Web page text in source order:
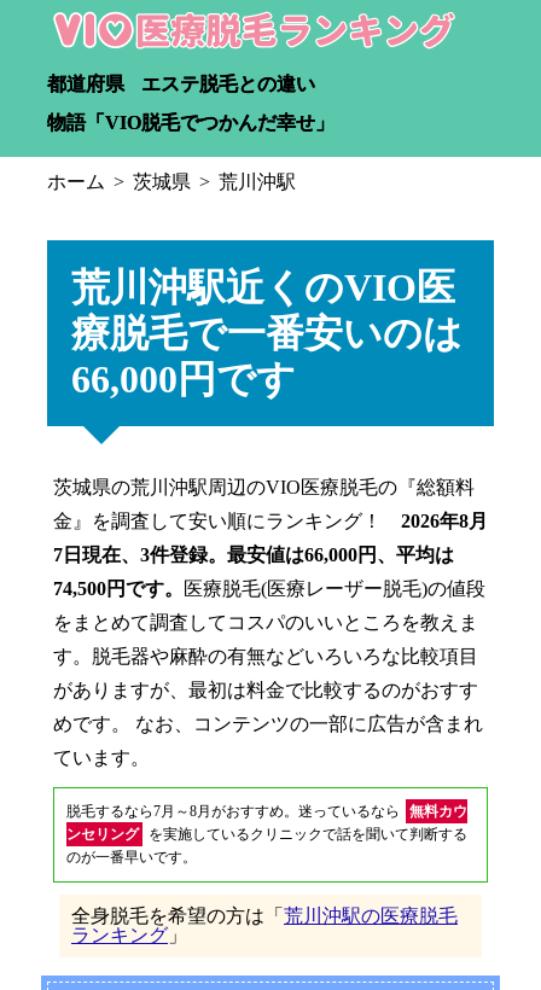
都道府県
エステ脱毛との違い
物語「VIO脱毛でつかんだ幸せ」
ホーム 茨城県 荒川沖駅
荒川沖駅近くのVIO医
療脱毛で一番安いのは
66,000円です
茨城県の荒川沖駅周辺のVIO医療脱毛の『総額料
金』を調査して安い順にランキング！ 2026年8月
7日現在、3件登録。最安値は66,000円、平均は
74,500円です。
医療脱毛(医療レーザー脱毛)の値段
をまとめて調査してコスパのいいところを教えま
す。脱毛器や麻酔の有無などいろいろな比較項目
がありますが、最初は料金で比較するのがおすす
めです。 なお、コンテンツの一部に広告が含まれ
ています。
脱毛するなら7月～8月がおすすめ。迷っているなら
無料カウ
ンセリング
を実施しているクリニックで話を聞いて判断する
のが一番早いです。
全身脱毛を希望の方は「 荒川沖駅の医療脱毛
ランキング 」